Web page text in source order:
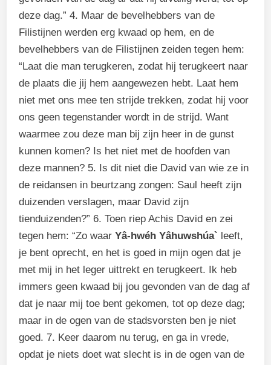
deze dag.” 4. Maar de bevelhebbers van de
Filistijnen werden erg kwaad op hem, en de
bevelhebbers van de Filistijnen zeiden tegen hem:
“Laat die man terugkeren, zodat hij terugkeert naar
de plaats die jij hem aangewezen hebt. Laat hem
niet met ons mee ten strijde trekken, zodat hij voor
ons geen tegenstander wordt in de strijd. Want
waarmee zou deze man bij zijn heer in de gunst
kunnen komen? Is het niet met de hoofden van
deze mannen? 5. Is dit niet die David van wie ze in
de reidansen in beurtzang zongen: Saul heeft zijn
duizenden verslagen, maar David zijn
tienduizenden?” 6. Toen riep Achis David en zei
tegen hem: “Zo waarYâ-hwéh Yâhuwshúa` leeft,
je bent oprecht, en het is goed in mijn ogen dat je
met mij in het leger uittrekt en terugkeert. Ik heb
immers geen kwaad bij jou gevonden van de dag af
dat je naar mij toe bent gekomen, tot op deze dag;
maar in de ogen van de stadsvorsten ben je niet
goed. 7. Keer daarom nu terug, en ga in vrede,
opdat je niets doet wat slecht is in de ogen van de